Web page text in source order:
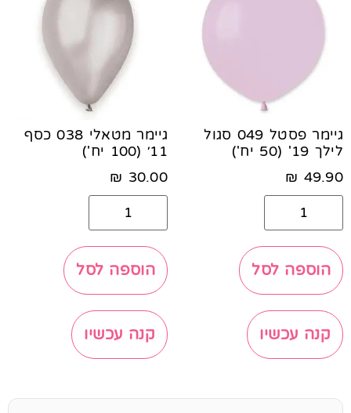
גיימר פסטל 049 סגול
לילך 19' (50 יח')
49.90
₪
הוספה לסל
קנה עכשיו
גיימר מטאלי 038 כסף
11׳ (100 יח')
30.00
₪
הוספה לסל
קנה עכשיו